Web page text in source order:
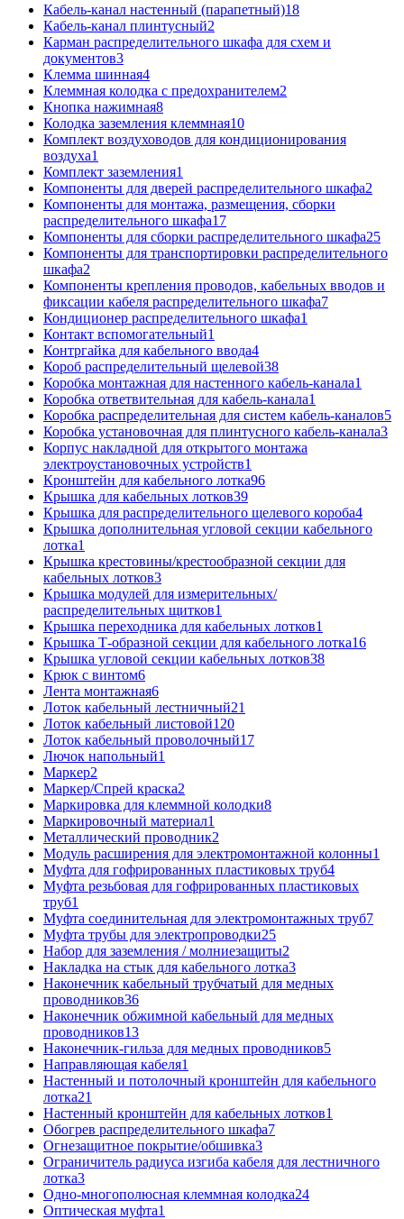
Кабель-канал настенный (парапетный)18
Кабель-канал плинтусный2
Карман распределительного шкафа для схем и
документов3
Клемма шинная4
Клеммная колодка с предохранителем2
Кнопка нажимная8
Колодка заземления клеммная10
Комплект воздуховодов для кондиционирования
воздуха1
Комплект заземления1
Компоненты для дверей распределительного шкафа2
Компоненты для монтажа, размещения, сборки
распределительного шкафа17
Компоненты для сборки распределительного шкафа25
Компоненты для транспортировки распределительного
шкафа2
Компоненты крепления проводов, кабельных вводов и
фиксации кабеля распределительного шкафа7
Кондиционер распределительного шкафа1
Контакт вспомогательный1
Контргайка для кабельного ввода4
Короб распределительный щелевой38
Коробка монтажная для настенного кабель-канала1
Коробка ответвительная для кабель-канала1
Коробка распределительная для систем кабель-каналов5
Коробка установочная для плинтусного кабель-канала3
Корпус накладной для открытого монтажа
электроустановочных устройств1
Кронштейн для кабельного лотка96
Крышка для кабельных лотков39
Крышка для распределительного щелевого короба4
Крышка дополнительная угловой секции кабельного
лотка1
Крышка крестовины/крестообразной секции для
кабельных лотков3
Крышка модулей для измерительных/
распределительных щитков1
Крышка переходника для кабельных лотков1
Крышка Т-образной секции для кабельного лотка16
Крышка угловой секции кабельных лотков38
Крюк с винтом6
Лента монтажная6
Лоток кабельный лестничный21
Лоток кабельный листовой120
Лоток кабельный проволочный17
Лючок напольный1
Маркер2
Маркер/Спрей краска2
Маркировка для клеммной колодки8
Маркировочный материал1
Металлический проводник2
Модуль расширения для электромонтажной колонны1
Муфта для гофрированных пластиковых труб4
Муфта резьбовая для гофрированных пластиковых
труб1
Муфта соединительная для электромонтажных труб7
Муфта трубы для электропроводки25
Набор для заземления / молниезащиты2
Накладка на стык для кабельного лотка3
Наконечник кабельный трубчатый для медных
проводников36
Наконечник обжимной кабельный для медных
проводников13
Наконечник-гильза для медных проводников5
Направляющая кабеля1
Настенный и потолочный кронштейн для кабельного
лотка21
Настенный кронштейн для кабельных лотков1
Обогрев распределительного шкафа7
Огнезащитное покрытие/обшивка3
Ограничитель радиуса изгиба кабеля для лестничного
лотка3
Одно-многополюсная клеммная колодка24
Оптическая муфта1